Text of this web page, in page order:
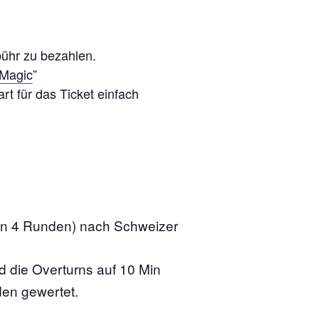
zu bezahlen.
”
für das Ticket einfach
4 Runden) nach Schweizer
die Overturns auf 10 Min
gewertet.